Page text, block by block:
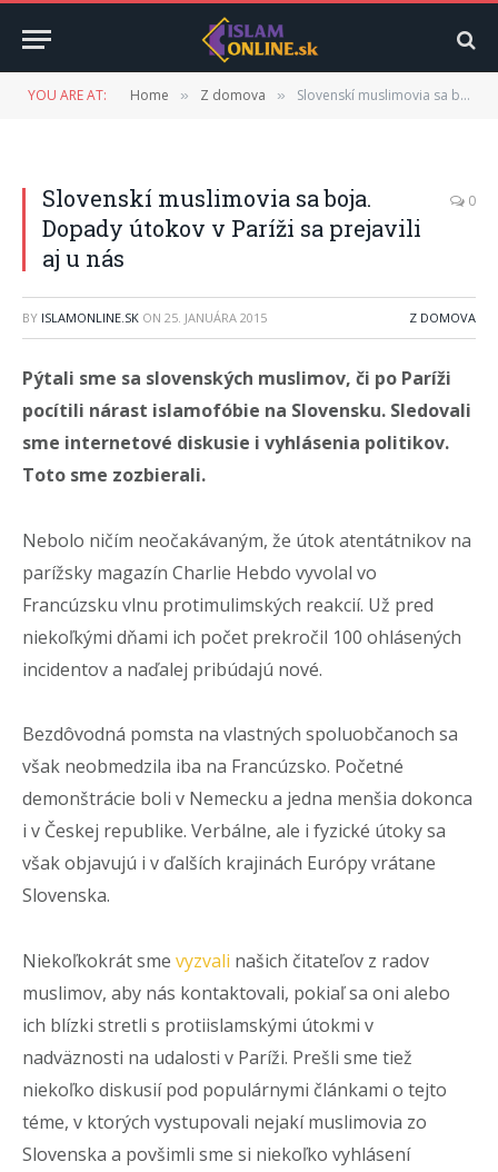
YOU ARE AT: Home » Z domova » Slovenskí muslimovia sa boja. Dopady útokov v Paríži sa prejavili aj u nás
Slovenskí muslimovia sa boja.
Dopady útokov v Paríži sa prejavili
aj u nás
0
BY ISLAMONLINE.SK ON 25. JANUÁRA 2015 Z DOMOVA
Pýtali sme sa slovenských muslimov, či po Paríži
pocítili nárast islamofóbie na Slovensku. Sledovali
sme internetové diskusie i vyhlásenia politikov.
Toto sme zozbierali.
Nebolo ničím neočakávaným, že útok atentátnikov na
parížsky magazín Charlie Hebdo vyvolal vo
Francúzsku vlnu protimulimských reakcií. Už pred
niekoľkými dňami ich počet prekročil 100 ohlásených
incidentov a naďalej pribúdajú nové.
Bezdôvodná pomsta na vlastných spoluobčanoch sa
však neobmedzila iba na Francúzsko. Početné
demonštrácie boli v Nemecku a jedna menšia dokonca
i v Českej republike. Verbálne, ale i fyzické útoky sa
však objavujú i v ďalších krajinách Európy vrátane
Slovenska.
Niekoľkokrát sme vyzvali našich čitateľov z radov
muslimov, aby nás kontaktovali, pokiaľ sa oni alebo
ich blízki stretli s protiislamskými útokmi v
nadväznosti na udalosti v Paríži. Prešli sme tiež
niekoľko diskusií pod populárnymi článkami o tejto
téme, v ktorých vystupovali nejakí muslimovia zo
Slovenska a povšimli sme si niekoľko vyhlásení